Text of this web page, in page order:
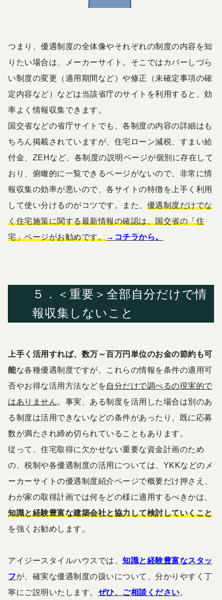
つまり、優遇制度の全体像やそれぞれの制度の内容を知
りたい場合は、メーカーサイト。そこではカバーしづら
い制度の変更（適用期間など）や修正（未確定事項の確
定内容など）などは当該省庁のサイトを利用すると、効
率よく情報収集できます。
国交省などの省庁サイトでも、各制度の内容の詳細はも
ちろん掲載されていますが、住宅ローン減税、すまい給
付金、ZEHなど、各制度の説明ページが個別に存在して
おり、俯瞰的に一覧できるページがないので、非常に情
報収集の効率が悪いので、各サイトの特徴を上手く利用
して使い分けるのがコツです。また、 優遇制度だけでな
く住宅施策に関する最新情報の確認は、国交省の「住
宅」ページがお勧めです。→コチラから。
５．＜重要＞全部自分だけで情
報収集しないこと
上手く活用すれば、数万～百万円単位のお金の節約も可
能な各種優遇制度ですが、これらの情報を条件の適用可
否やお得な活用方法などを自分だけで調べるの現実的で
はありません。事実、ある制度を活用した場合は別のあ
る制度は活用できないなどの条件があったり、既に応募
数が満たされ締め切られていることもあります。
従って、住宅取得に欠かせない重要な資金計画のため
の、税制や各優遇制度の活用については、YKKなどのメ
ーカーサイトの優遇制度紹介ページで概要だけ押さえ、
わが家の取得計画では何をどの様に適用するべきかは、
知識と経験豊富な建築会社と協力して検討していくこと
を強くお勧めします。
アイジースタイルハウスでは、 知識と経験豊富なスタッ
フが、確実な優遇制度の扱いについて、分かりやすく丁
寧にご説明いたします。 ぜひ、ご相談ください。